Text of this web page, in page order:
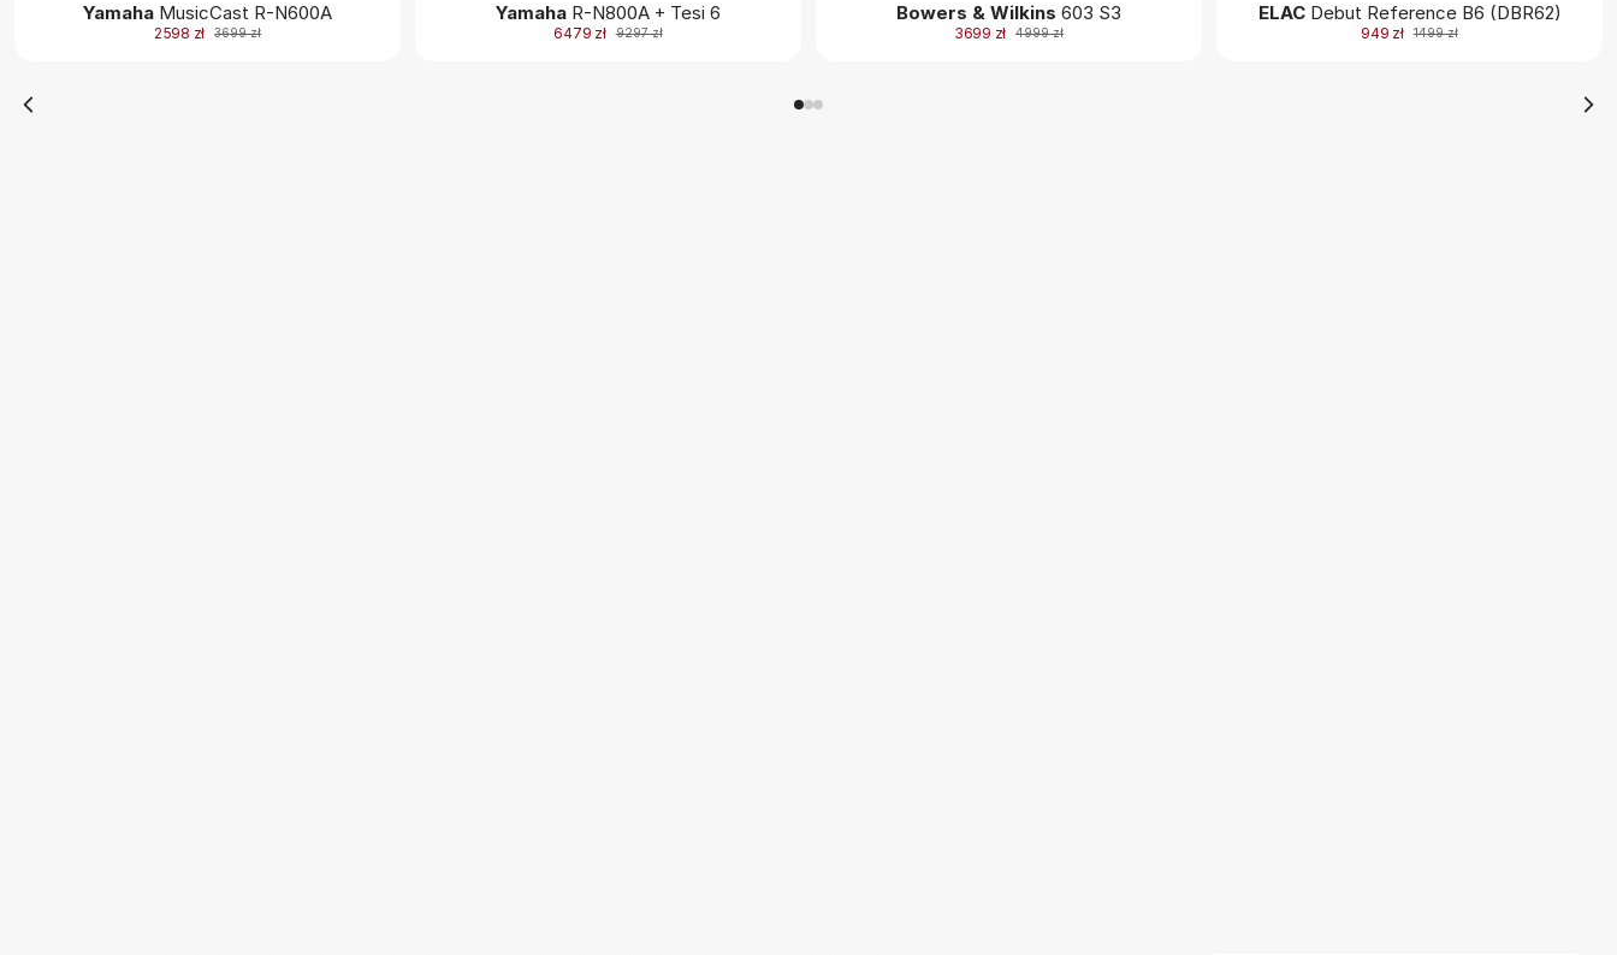
Yamaha MusicCast R-N600A
2598 zł 3699 zł
Yamaha R-N800A + Tesi 6
6479 zł 9297 zł
Bowers & Wilkins 603 S3
3699 zł 4999 zł
ELACDebut Reference B6 (DBR62)
949 zł 1499 zł